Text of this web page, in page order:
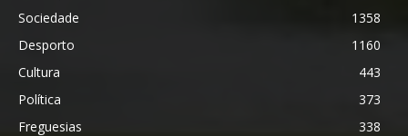
Sociedade
1358
Desporto
1160
Cultura
443
Política
373
Freguesias
338